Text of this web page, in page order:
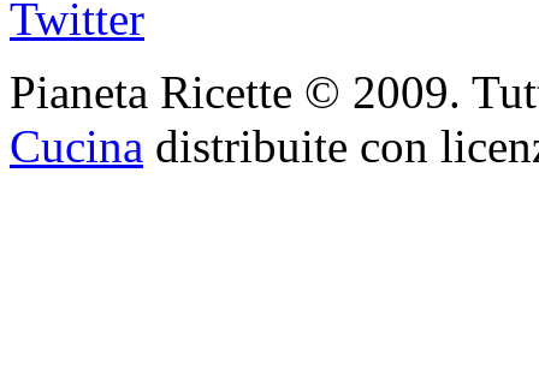
Pianeta Ricette © 2009.
Cucina distribuite con